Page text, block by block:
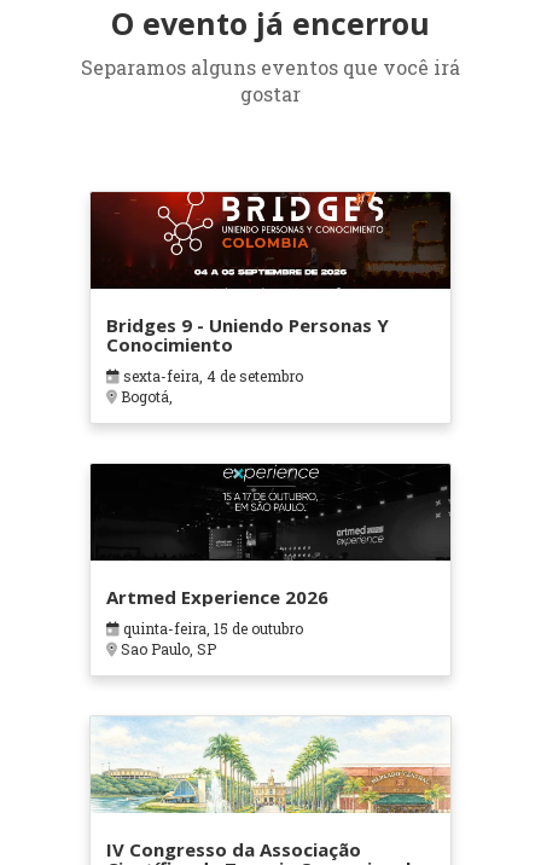
O evento já encerrou
Separamos alguns eventos que você irá
gostar
Bridges 9 - Uniendo Personas Y
Conocimiento
sexta-feira, 4 de setembro
Bogotá,
Artmed Experience 2026
quinta-feira, 15 de outubro
Sao Paulo, SP
IV Congresso da Associação